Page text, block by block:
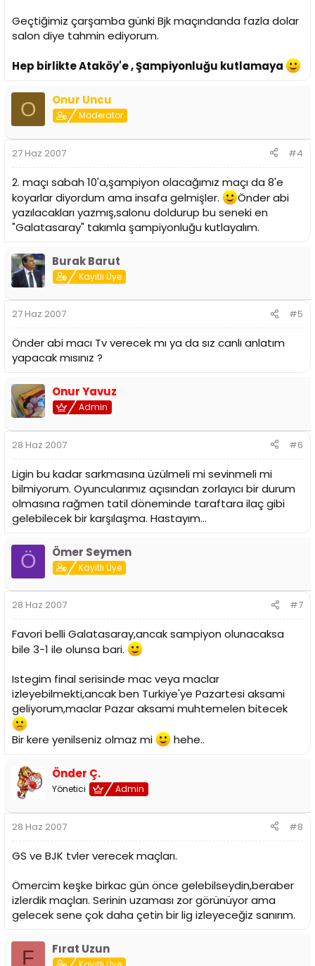
Geçtiğimiz çarşamba günki Bjk maçındanda fazla dolar
salon diye tahmin ediyorum.
Hep birlikte Ataköy'e , Şampiyonluğu kutlamaya
O Onur Uncu
Moderator
27 Haz 2007 #4
2. maçı sabah 10'a,şampiyon olacağımız maçı da 8'e
koyarlar diyordum ama insafa gelmişler.
Önder abi
yazılacakları yazmış,salonu doldurup bu seneki en
"Galatasaray" takımla şampiyonluğu kutlayalım.
Burak Barut
Kayıtlı Üye
27 Haz 2007 #5
Önder abi macı Tv verecek mı ya da sız canlı anlatım
yapacak mısınız ?
Onur Yavuz
Admin
28 Haz 2007 #6
Ligin bu kadar sarkmasına üzülmeli mi sevinmeli mi
bilmiyorum. Oyuncularımız açısından zorlayıcı bir durum
olmasına rağmen tatil döneminde taraftara ilaç gibi
gelebilecek bir karşılaşma. Hastayım...
Ö Ömer Seymen
Kayıtlı Üye
28 Haz 2007 #7
Favori belli Galatasaray,ancak sampiyon olunacaksa
bile 3-1 ile olunsa bari.
Istegim final serisinde mac veya maclar
izleyebilmekti,ancak ben Turkiye'ye Pazartesi aksami
geliyorum,maclar Pazar aksami muhtemelen bitecek
Bir kere yenilseniz olmaz mi hehe..
Önder Ç.
Yönetici Admin
28 Haz 2007 #8
GS ve BJK tvler verecek maçları.
Ömercim keşke birkac gün önce gelebilseydin,beraber
izlerdik maçları. Serinin uzaması zor görünüyor ama
gelecek sene çok daha çetin bir lig izleyeceğiz sanırım.
F Fırat Uzun